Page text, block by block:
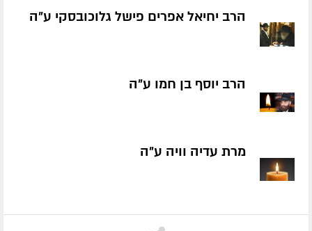
הרב יחיאל אפרים פישל גלוכובסקי ע״ה
הרב יוסף בן חמו ע״ה
מרת עדיה וויה ע״ה